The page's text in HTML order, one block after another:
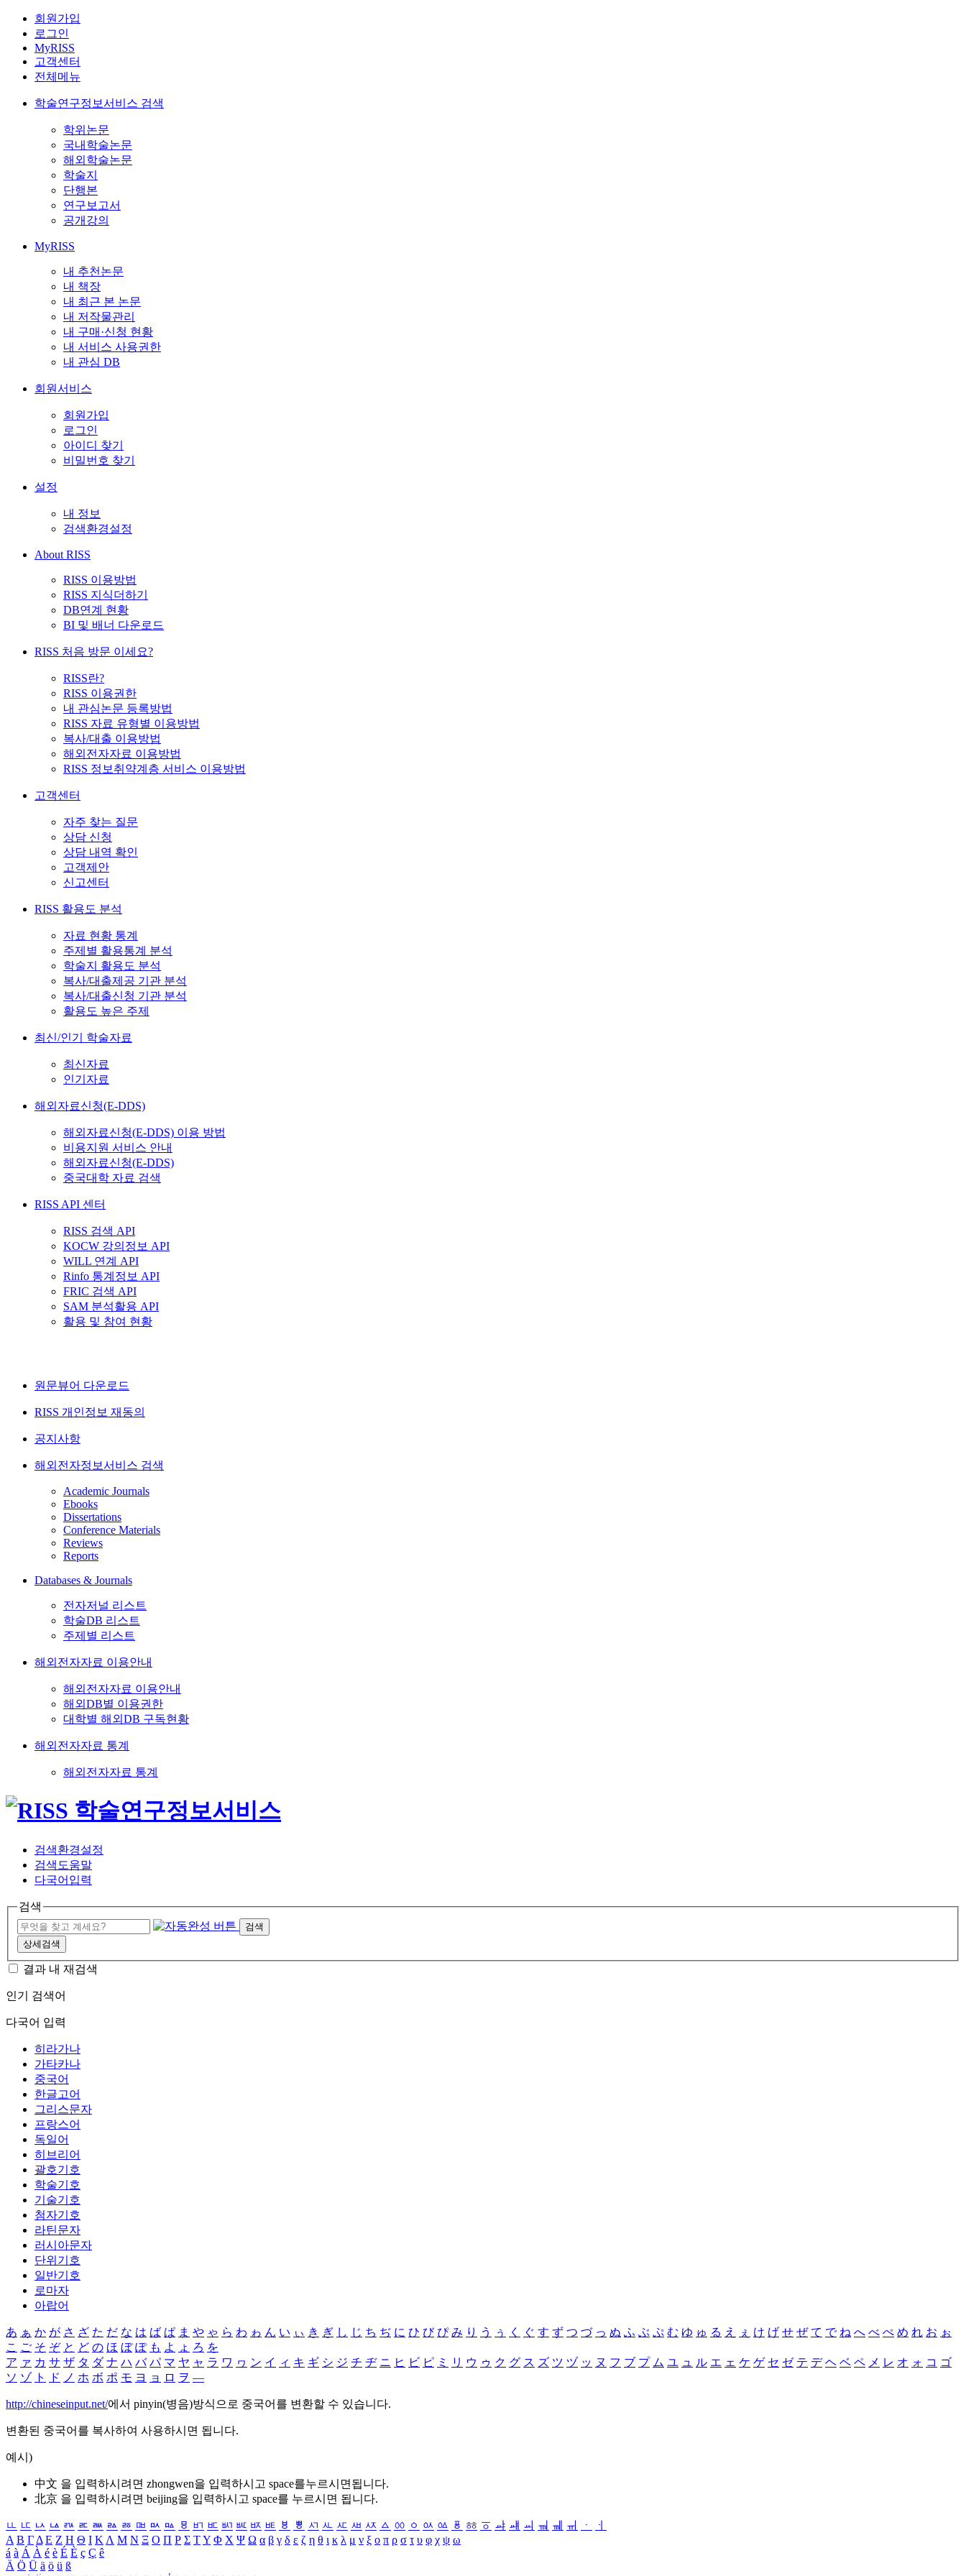
회원가입
로그인
MyRISS
고객센터
전체메뉴
학술연구정보서비스 검색
학위논문
국내학술논문
해외학술논문
학술지
단행본
연구보고서
공개강의
MyRISS
내 추천논문
내 책장
내 최근 본 논문
내 저작물관리
내 구매·신청 현황
내 서비스 사용권한
내 관심 DB
회원서비스
회원가입
로그인
아이디 찾기
비밀번호 찾기
설정
내 정보
검색환경설정
About RISS
RISS 이용방법
RISS 지식더하기
DB연계 현황
BI 및 배너 다운로드
RISS 처음 방문 이세요?
RISS란?
RISS 이용권한
내 관심논문 등록방법
RISS 자료 유형별 이용방법
복사/대출 이용방법
해외전자자료 이용방법
RISS 정보취약계층 서비스 이용방법
고객센터
자주 찾는 질문
상담 신청
상담 내역 확인
고객제안
신고센터
RISS 활용도 분석
자료 현황 통계
주제별 활용통계 분석
학술지 활용도 분석
복사/대출제공 기관 분석
복사/대출신청 기관 분석
활용도 높은 주제
최신/인기 학술자료
최신자료
인기자료
해외자료신청(E-DDS)
해외자료신청(E-DDS) 이용 방법
비용지원 서비스 안내
해외자료신청(E-DDS)
중국대학 자료 검색
RISS API 센터
RISS 검색 API
KOCW 강의정보 API
WILL 연계 API
Rinfo 통계정보 API
FRIC 검색 API
SAM 분석활용 API
활용 및 참여 현황
원문뷰어 다운로드
RISS 개인정보 재동의
공지사항
해외전자정보서비스 검색
Academic Journals
Ebooks
Dissertations
Conference Materials
Reviews
Reports
Databases & Journals
전자저널 리스트
학술DB 리스트
주제별 리스트
해외전자자료 이용안내
해외전자자료 이용안내
해외DB별 이용권한
대학별 해외DB 구독현황
해외전자자료 통계
해외전자자료 통계
검색환경설정
검색도움말
다국어입력
검색
검색
상세검색
결과 내 재검색
인기 검색어
다국어 입력
히라가나
가타카나
중국어
한글고어
그리스문자
프랑스어
독일어
히브리어
괄호기호
학술기호
기술기호
첨자기호
라틴문자
러시아문자
단위기호
일반기호
로마자
아랍어
あ ぁ か が さ ざ た だ な は ば ぱ ま や ゃ ら わ ゎ ん い ぃ き ぎ し じ ち ぢ に ひ び ぴ み り う ぅ く ぐ す ず つ づ っ ぬ ふ ぶ ぷ む ゆ ゅ る え ぇ け げ せ ぜ て で ね へ べ ぺ め れ お ぉ
こ ご そ ぞ と ど の ほ ぼ ぽ も よ ょ ろ を
ア ァ カ サ ザ タ ダ ナ ハ バ パ マ ヤ ャ ラ ワ ヮ ン イ ィ キ ギ シ ジ チ ヂ ニ ヒ ビ ピ ミ リ ウ ゥ ク グ ス ズ ツ ヅ ッ ヌ フ ブ プ ム ユ ュ ル エ ェ ケ ゲ セ ゼ テ デ ヘ ベ ペ メ レ オ ォ コ ゴ
ソ ゾ ト ド ノ ホ ボ ポ モ ヨ ョ ロ ヲ ―
http://chineseinput.net/에서 pinyin(병음)방식으로 중국어를 변환할 수 있습니다.
변환된 중국어를 복사하여 사용하시면 됩니다.
예시)
中文 을 입력하시려면 zhongwen을 입력하시고 space를누르시면됩니다.
北京 을 입력하시려면 beijing을 입력하시고 space를 누르시면 됩니다.
ㅥ ㅦ ㅧ ㅨ ㅩ ㅪ ㅫ ㅬ ㅭ ㅮ ㅯ ㅰ ㅱ ㅲ ㅳ ㅴ ㅵ ㅶ ㅷ ㅸ ㅹ ㅺ ㅻ ㅼ ㅽ ㅾ ㅿ ㆀ ㆁ ㆂ ㆃ ㆄ ㆅ ㆆ ㆇ ㆈ ㆉ ㆊ ㆋ ㆌ ㆍ
ㆎ
Α Β ΓΔ Ε Ζ Η Θ Ι ΚΛ Μ Ν Ξ Ο Π Ρ Σ ΤΥ Φ Χ Ψ Ω α β γ δ ε ζ η θ ι κ λ μ ν ξ ο π ρ σ τ υ φ χ ψ ω
á à Á À é è É È ç Ç ê
Ä Ö Ü ä ö ü ß